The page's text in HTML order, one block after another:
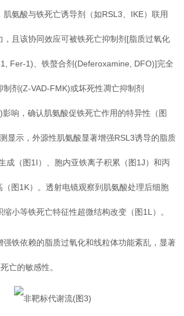
氨酸与铁死亡诱导剂（如RSL3、IKE）联用
，且该协同效应可被铁死亡抑制剂[脂质过氧化
Fer-1)、铁螯合剂(Deferoxamine, DFO)]完全
剂(Z-VAD-FMK)或坏死性凋亡抑制剂
响，确认肌氨酸促铁死亡作用的特异性（图
显示，外源性肌氨酸显著增强RSL3诱导的脂质
成（图1I）、胞内亚铁离子积累（图1J）和丙
（图1K）。透射电镜观察到肌氨酸处理后细胞
小等铁死亡特征性超微结构改变（图1L）。
强铁依赖的脂质过氧化和线粒体功能紊乱，显著
亡的敏感性。